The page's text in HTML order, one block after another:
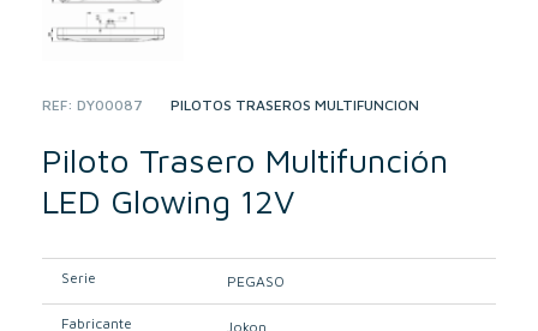
REF:DY00087
CATEGORY:PILOTOS TRASEROS MULTIFUNCIÓN
Piloto Trasero Multifunción
LED Glowing 12V
Serie PEGASO
Fabricante Jokon